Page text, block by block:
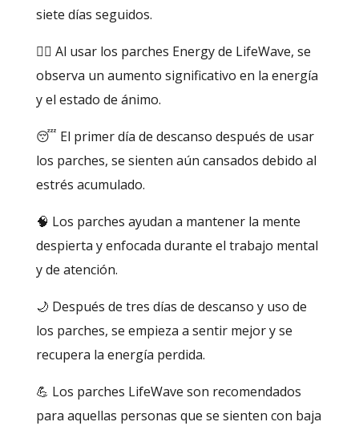
siete días seguidos.
🏋️‍♀️ Al usar los parches Energy de LifeWave, se
observa un aumento significativo en la energía
y el estado de ánimo.
😴 El primer día de descanso después de usar
los parches, se sienten aún cansados debido al
estrés acumulado.
🧠 Los parches ayudan a mantener la mente
despierta y enfocada durante el trabajo mental
y de atención.
🌙 Después de tres días de descanso y uso de
los parches, se empieza a sentir mejor y se
recupera la energía perdida.
💪 Los parches LifeWave son recomendados
para aquellas personas que se sienten con baja